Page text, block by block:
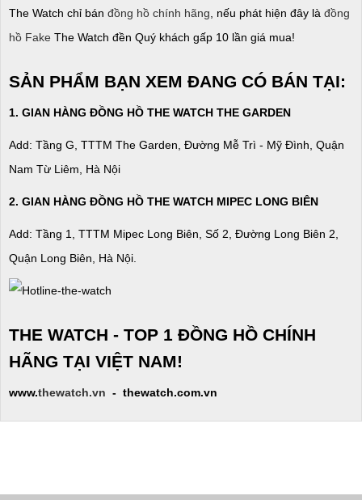
The Watch chỉ bán đồng hồ chính hãng, nếu phát hiện đây là đồng
hồ Fake The Watch đền Quý khách gấp 10 lần giá mua!
SẢN PHẨM BẠN XEM ĐANG CÓ BÁN TẠI:
1. GIAN HÀNG ĐỒNG HỒ THE WATCH THE GARDEN
Add: Tầng G, TTTM The Garden, Đường Mễ Trì - Mỹ Đình, Quận
Nam Từ Liêm, Hà Nội
2. GIAN HÀNG ĐỒNG HỒ THE WATCH MIPEC LONG BIÊN
Add: Tầng 1, TTTM Mipec Long Biên, Số 2, Đường Long Biên 2,
Quận Long Biên, Hà Nội.
THE WATCH - TOP 1 ĐỒNG HỒ CHÍNH
HÃNG TẠI VIỆT NAM!
www.thewatch.vn - thewatch.com.vn